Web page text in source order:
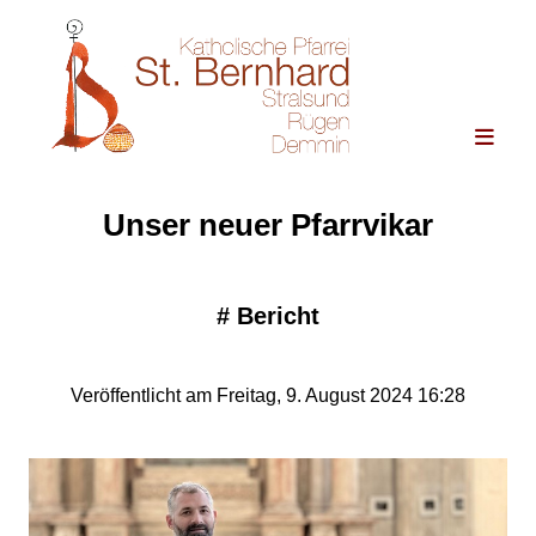
Unser neuer Pfarrvikar
# Bericht
Veröffentlicht am Freitag, 9. August 2024 16:28